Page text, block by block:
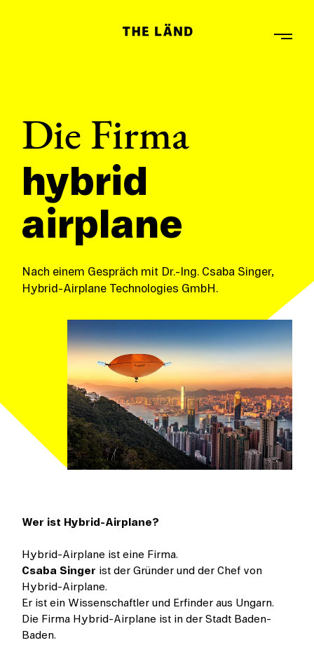
Die Firma
hybrid
airplane
Nach einem Gespräch mit Dr.-Ing. Csaba Singer,
Hybrid-Airplane Technologies GmbH.
Wer ist Hybrid-Airplane?
Hybrid-Airplane ist eine Firma.
Csaba Singer ist der Gründer und der Chef von
Hybrid-Airplane.
Er ist ein Wissenschaftler und Erfinder aus Ungarn.
Die Firma Hybrid-Airplane ist in der Stadt Baden-
Baden.